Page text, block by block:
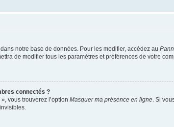
notre base de données. Pour les modifier, accédez au
de modifier tous les paramètres et préférences de votre
connectés ?
vous trouverez l’option Masquer ma présence en ligne. Si